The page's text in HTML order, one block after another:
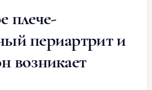
плече-
периартрит и
возникает